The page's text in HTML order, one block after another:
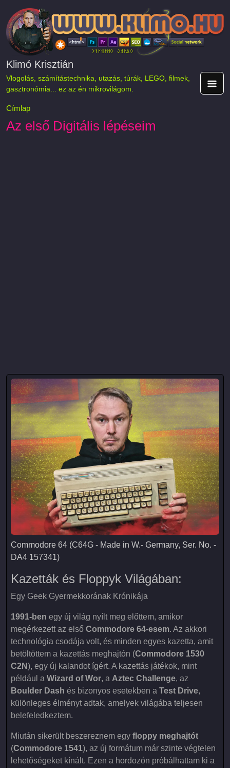
Klimó Krisztián
Vlogolás, számítástechnika, utazás, túrák, LEGO, filmek,
gasztronómia... ez az én mikrovilágom.
Címlap
Az első Digitális lépéseim
Commodore 64 (C64G - Made in W.- Germany, Ser. No. -
Commodore 64 (C64G - Made in W.- Germany, Ser. No. -
DA4 157341)
Kazetták és Floppyk Világában:
Egy Geek Gyermekkorának Krónikája
1991-ben egy új világ nyílt meg előttem, amikor
megérkezett az első Commodore 64-esem. Az akkori
technológia csodája volt, és minden egyes kazetta, amit
betöltöttem a kazettás meghajtón (Commodore 1530
C2N), egy új kalandot ígért. A kazettás játékok, mint
például a Wizard of Wor, a Aztec Challenge, az
Boulder Dash és bizonyos esetekben a Test Drive,
különleges élményt adtak, amelyek világába teljesen
belefeledkeztem.
Miután sikerült beszereznem egy floppy meghajtót
(Commodore 1541), az új formátum már szinte végtelen
lehetőségeket kínált. Ezen a hordozón próbálhattam ki a